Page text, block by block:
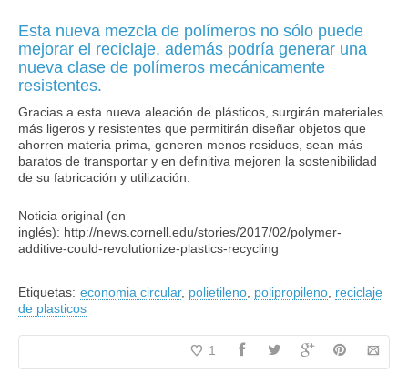
Esta nueva mezcla de polímeros no sólo puede
mejorar el reciclaje, además podría generar una
nueva clase de polímeros mecánicamente
resistentes.
Gracias a esta nueva aleación de plásticos, surgirán materiales
más ligeros y resistentes que permitirán diseñar objetos que
ahorren materia prima, generen menos residuos, sean más
baratos de transportar y en definitiva mejoren la sostenibilidad
de su fabricación y utilización.
Noticia original (en
inglés): http://news.cornell.edu/stories/2017/02/polymer-
additive-could-revolutionize-plastics-recycling
Etiquetas: economia circular, polietileno polipropileno reciclaje
de plasticos
1